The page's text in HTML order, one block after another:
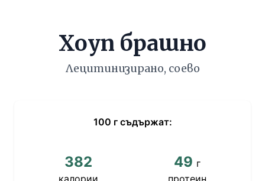
Хоуп брашно
Лецитинизирано, соево
100 г съдържат:
382
калории
49 г
протеин